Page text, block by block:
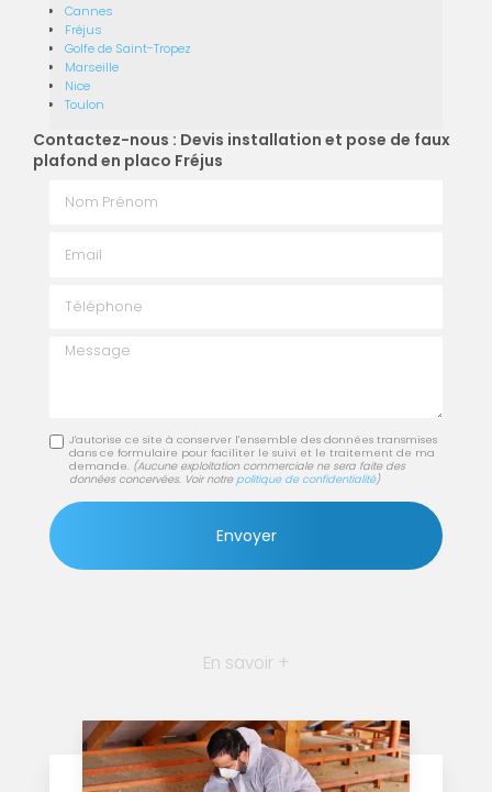
Cannes
Fréjus
Golfe de Saint-Tropez
Marseille
Nice
Toulon
Contactez-nous : Devis installation et pose de faux
plafond en placo Fréjus
Message
J'autorise ce site à conserver l'ensemble des données transmises
dans ce formulaire pour faciliter le suivi et le traitement de ma
demande. (Aucune exploitation commerciale ne sera faite des
données concervées. Voir notre politique de confidentialité)
En savoir +